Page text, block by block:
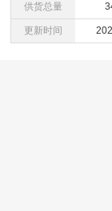
供货总量
更新时间